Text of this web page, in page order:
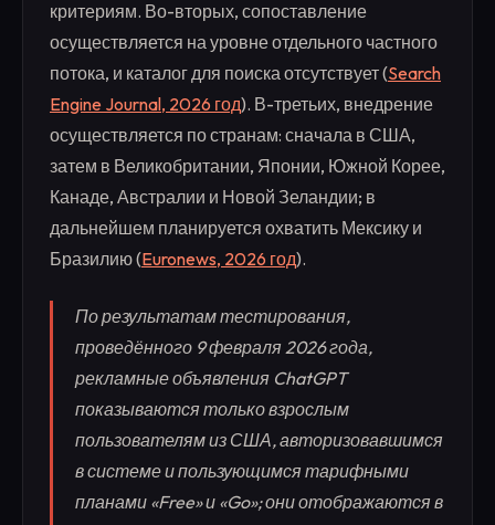
критериям. Во-вторых, сопоставление
осуществляется на уровне отдельного частного
потока, и каталог для поиска отсутствует (Search
Engine Journal, 2026 год). В-третьих, внедрение
осуществляется по странам: сначала в США,
затем в Великобритании, Японии, Южной Корее,
Канаде, Австралии и Новой Зеландии; в
дальнейшем планируется охватить Мексику и
Бразилию (Euronews, 2026 год).
По результатам тестирования,
проведённого 9 февраля 2026 года,
рекламные объявления ChatGPT
показываются только взрослым
пользователям из США, авторизовавшимся
в системе и пользующимся тарифными
планами «Free» и «Go»; они отображаются в